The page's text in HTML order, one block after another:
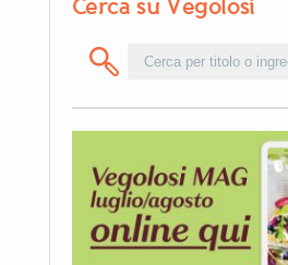
Cerca su Vegolosi